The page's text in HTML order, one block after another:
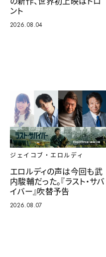
ント
2026.08.04
ジェイコブ・エロルディ
エロルディの声は今回も武
内駿輔だった。『ラスト・サバ
イバー』吹替予告
2026.08.07